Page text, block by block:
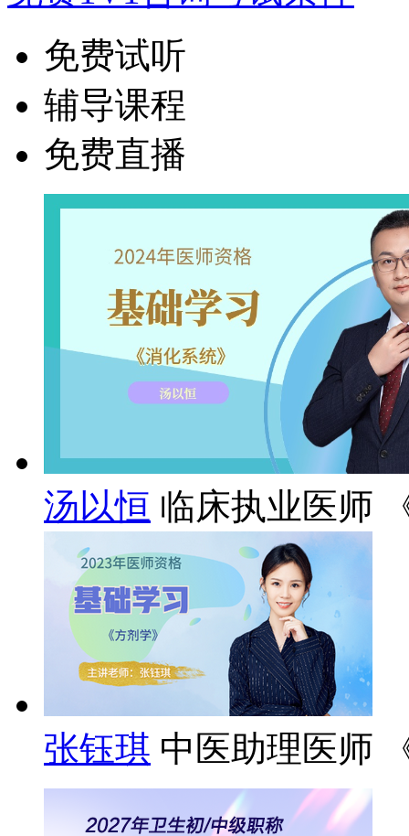
免费试听
辅导课程
免费直播
汤以恒 临床执业医师
张钰琪 中医助理医师